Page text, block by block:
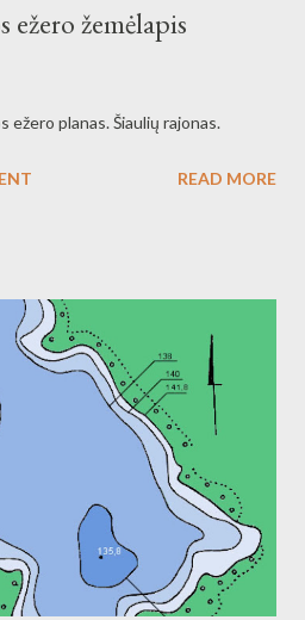
žemėlapis
ežero planas. Šiaulių rajonas.
READ MORE